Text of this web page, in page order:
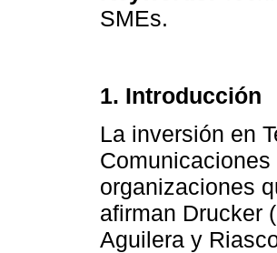
SMEs.
1. Introducción
La inversión en
organizaciones
afirman Drucker
Aguilera y